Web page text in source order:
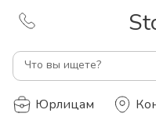
Что вы ищете?
Юрлицам